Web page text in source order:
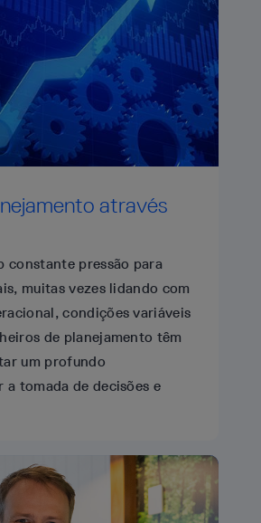
através
constante pressão para
muitas vezes lidando com
condições variáveis
de planejamento têm
um profundo
tomada de decisões e